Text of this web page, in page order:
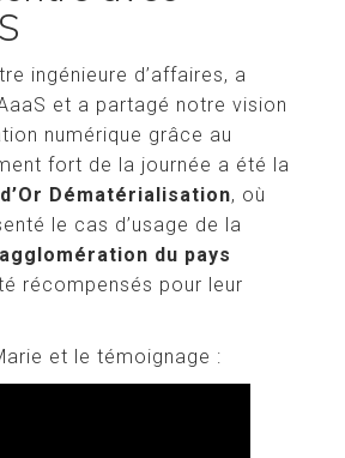
ingénieure d’affaires, a
et a partagé notre vision
numérique grâce au
fort de la journée a été la
Dématérialisation, où
le cas d’usage de la
du pays
récompensés pour leur
et le témoignage :